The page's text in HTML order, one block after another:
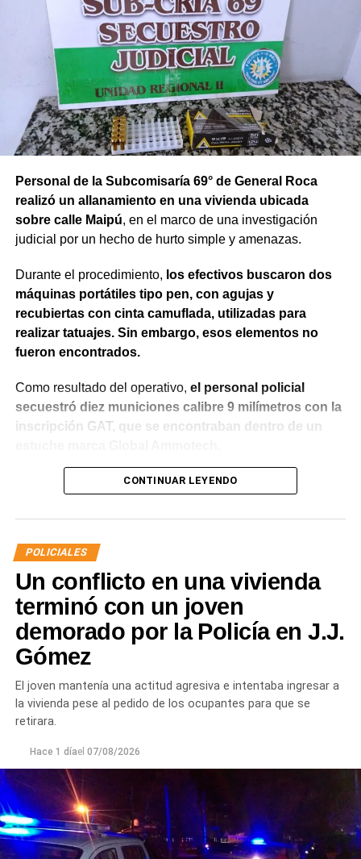
Personal de la Subcomisaría 69° de General Roca
realizó un allanamiento en una vivienda ubicada
sobre calle Maipú, en el marco de una investigación
judicial por un hecho de hurto simple y amenazas.
Durante el procedimiento, los efectivos buscaron dos
máquinas portátiles tipo pen, con agujas y
recubiertas con cinta camuflada, utilizadas para
realizar tatuajes. Sin embargo, esos elementos no
fueron encontrados.
Como resultado del operativo, el personal policial
secuestró diez municiones calibre 9 milímetros con la
inscripción GAT, que se encontraban dentro de un
Tras el hallazgo, se dio intervención a la Fiscalía N° 6,
calidad de secuestro y queden a disposición de la
CONTINUAR LEYENDO
POLICIALES
Un conflicto en una vivienda
terminó con un joven
demorado por la Policía en J.J.
Gómez
El joven mantenía una actitud agresiva e intentaba ingresar a
la vivienda pese al pedido de los ocupantes para que se
retirara.
Hace 1 díael 07/08/2026